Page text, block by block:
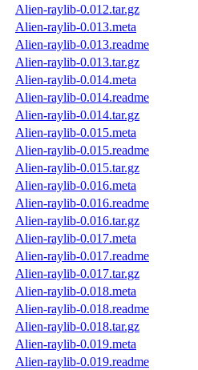
Alien-raylib-0.012.tar.gz
Alien-raylib-0.013.meta
Alien-raylib-0.013.readme
Alien-raylib-0.013.tar.gz
Alien-raylib-0.014.meta
Alien-raylib-0.014.readme
Alien-raylib-0.014.tar.gz
Alien-raylib-0.015.meta
Alien-raylib-0.015.readme
Alien-raylib-0.015.tar.gz
Alien-raylib-0.016.meta
Alien-raylib-0.016.readme
Alien-raylib-0.016.tar.gz
Alien-raylib-0.017.meta
Alien-raylib-0.017.readme
Alien-raylib-0.017.tar.gz
Alien-raylib-0.018.meta
Alien-raylib-0.018.readme
Alien-raylib-0.018.tar.gz
Alien-raylib-0.019.meta
Alien-raylib-0.019.readme